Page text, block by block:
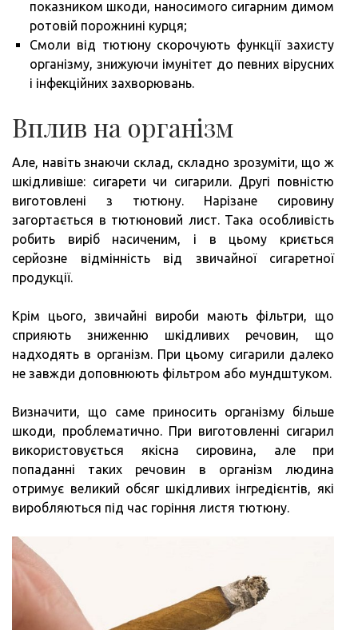
показником шкоди, наносимого сигарним димом
ротовій порожнині курця;
Смоли від тютюну скорочують функції захисту
організму, знижуючи імунітет до певних вірусних
і інфекційних захворювань.
Вплив на організм
Але, навіть знаючи склад, складно зрозуміти, що ж
шкідливіше: сигарети чи сигарили. Другі повністю
виготовлені з тютюну. Нарізане сировину
загортається в тютюновий лист. Така особливість
робить виріб насиченим, і в цьому криється
серйозне відмінність від звичайної сигаретної
продукції.
Крім цього, звичайні вироби мають фільтри, що
сприяють зниженню шкідливих речовин, що
надходять в організм. При цьому сигарили далеко
не завжди доповнюють фільтром або мундштуком.
Визначити, що саме приносить організму більше
шкоди, проблематично. При виготовленні сигарил
використовується якісна сировина, але при
попаданні таких речовин в організм людина
отримує великий обсяг шкідливих інгредієнтів, які
виробляються під час горіння листя тютюну.